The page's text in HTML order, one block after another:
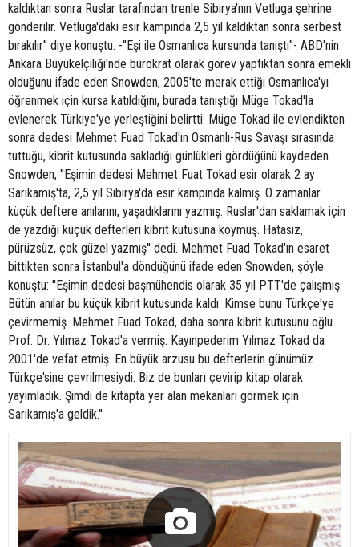
kaldıktan sonra Ruslar tarafından trenle Sibirya'nın Vetluga şehrine
gönderilir. Vetluga'daki esir kampında 2,5 yıl kaldıktan sonra serbest
bırakılır'' diye konuştu. -''Eşi ile Osmanlıca kursunda tanıştı''- ABD'nin
Ankara Büyükelçiliği'nde bürokrat olarak görev yaptıktan sonra emekli
olduğunu ifade eden Snowden, 2005'te merak ettiği Osmanlıca'yı
öğrenmek için kursa katıldığını, burada tanıştığı Müge Tokad'la
evlenerek Türkiye'ye yerleştiğini belirtti. Müge Tokad ile evlendikten
sonra dedesi Mehmet Fuad Tokad'ın Osmanlı-Rus Savaşı sırasında
tuttuğu, kibrit kutusunda sakladığı günlükleri gördüğünü kaydeden
Snowden, ''Eşimin dedesi Mehmet Fuat Tokad esir olarak 2 ay
Sarıkamış'ta, 2,5 yıl Sibirya'da esir kampında kalmış. O zamanlar
küçük deftere anılarını, yaşadıklarını yazmış. Ruslar'dan saklamak için
de yazdığı küçük defterleri kibrit kutusuna koymuş. Hatasız,
pürüzsüz, çok güzel yazmış'' dedi. Mehmet Fuad Tokad'ın esaret
bittikten sonra İstanbul'a döndüğünü ifade eden Snowden, şöyle
konuştu: ''Eşimin dedesi başmühendis olarak 35 yıl PTT'de çalışmış.
Bütün anılar bu küçük kibrit kutusunda kaldı. Kimse bunu Türkçe'ye
çevirmemiş. Mehmet Fuad Tokad, daha sonra kibrit kutusunu oğlu
Prof. Dr. Yılmaz Tokad'a vermiş. Kayınpederim Yılmaz Tokad da
2001'de vefat etmiş. En büyük arzusu bu defterlerin günümüz
Türkçe'sine çevrilmesiydi. Biz de bunları çevirip kitap olarak
yayımladık. Şimdi de kitapta yer alan mekanları görmek için
Sarıkamış'a geldik.''